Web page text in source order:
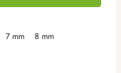
7 mm 8 mm